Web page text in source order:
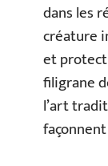
dans les
créature
et
filigrane
l’art